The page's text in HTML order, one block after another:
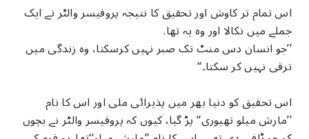
اس تمام تر کاوش اور تحقیق کا نتیجہ پروفیسر والٹر نے ایک
جملے میں نکالا اور وہ یہ تھا.
’’جو انسان دس منٹ تک صبر نہیں کرسکتا، وہ زندگی میں
ترقی نہیں کر سکتا۔‘‘
اس تحقیق کو دنیا بھر میں پذیرائی ملی اور اس کا نام
’’مارش میلو تھیوری‘‘ پڑ گیا، کیوں کہ پروفیسر والٹر نے بچوں